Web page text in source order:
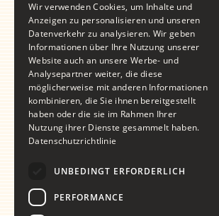
Wir verwenden Cookies, um Inhalte und
Anzeigen zu personalisieren und unseren
Datenverkehr zu analysieren. Wir geben
Informationen über Ihre Nutzung unserer
Website auch an unsere Werbe- und
Analysepartner weiter, die diese
möglicherweise mit anderen Informationen
kombinieren, die Sie ihnen bereitgestellt
haben oder die sie im Rahmen Ihrer
Nutzung ihrer Dienste gesammelt haben.
Datenschutzrichtlinie
UNBEDINGT ERFORDERLICH
PERFORMANCE